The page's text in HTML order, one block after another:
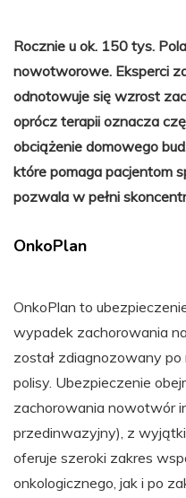
Rocznie u ok. 150 tys.
nowotworowe. Eksperci
odnotowuje się wzrost
oprócz terapii oznacza
obciążenie domowego
które pomaga pacjentom
pozwala w pełni
OnkoPlan
OnkoPlan to
wypadek zachorowania
został zdiagnozowany
polisy. Ubezpieczenie
zachorowania nowotwór
przedinwazyjny), z
oferuje szeroki zakres
onkologicznego, jak i po